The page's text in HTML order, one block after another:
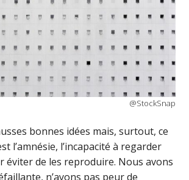
@StockSnap
bonnes idées mais, surtout, ce
l’amnésie, l’incapacité à regarder
éviter de les reproduire. Nous avons
n’ayons pas peur de